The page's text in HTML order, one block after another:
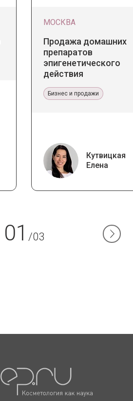
МОСКВА
Продажа домашних
препаратов
эпигенетического
действия
Бизнес и продажи
Кутвицкая
Елена
01 /03